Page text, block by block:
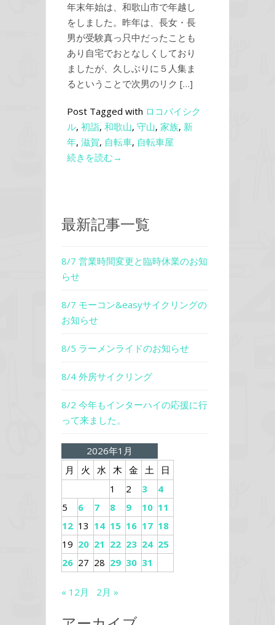
年末年始は、和歌山市で年越し
をしました。昨年は、長女・長
男が受験真っ只中だったことも
あり自宅でおとなしくしており
ましたが、久しぶりに５人集ま
るということで次男のリク […]
Post Tagged with ロコバイシク
ル, 初詣, 和歌山, 守山, 家族, 新
年, 滋賀, 自転車, 自転車屋
続きを読む→
最新記事一覧
8/7 営業時間変更と臨時休業のお知
らせ
8/7 モーコン&easyサイクリングの
お知らせ
8/5 ラーメンライドのお知らせ
8/4 外房サイクリング
8/2 今年もインターハイの応援に行
って来ました。
2026年1月
月
火 水 木 金 土
日
1
2 3
4
5
6 7 8 9 10 11
12 13 14 15 16 17 18
19 20 21 22 23 24 25
26 27 28 29 30 31
« 12月 2月 »